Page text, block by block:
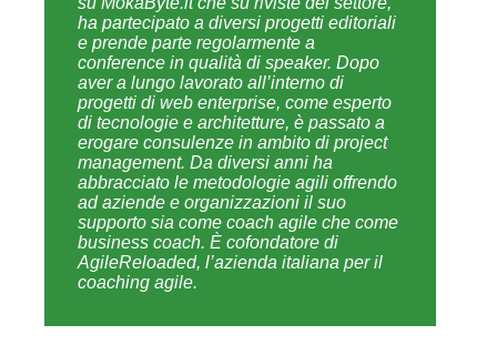
ha partecipato a diversi progetti editoriali
e prende parte regolarmente a
conference in qualità di speaker. Dopo
aver a lungo lavorato all’interno di
progetti di web enterprise, come esperto
di tecnologie e architetture, è passato a
erogare consulenze in ambito di project
management. Da diversi anni ha
abbracciato le metodologie agili offrendo
ad aziende e organizzazioni il suo
supporto sia come coach agile che come
business coach. È cofondatore di
AgileReloaded, l’azienda italiana per il
coaching agile.